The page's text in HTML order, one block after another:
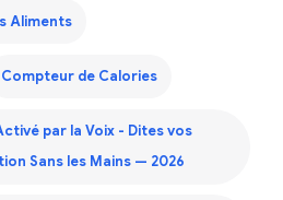
Aliments
Compteur de Calories
par la Voix - Dites vos
Sans les Mains — 2026